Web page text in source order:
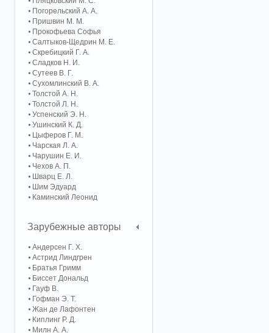
Погорельский А. A.
Пришвин М. М.
Прокофьева Софья
Салтыков-Щедрин М. Е.
Скребицкий Г. А.
Сладков Н. И.
Сутеев В. Г.
Сухомлинский В. А.
Толстой А. Н.
Толстой Л. Н.
Успенский Э. Н.
Ушинский К. Д.
Цыферов Г. М.
Чарская Л. А.
Чарушин Е. И.
Чехов А. П.
Шварц Е. Л.
Шим Эдуард
Каминский Леонид
Зарубежные авторы
Андерсен Г. Х.
Астрид Линдгрен
Братья Гримм
Биссет Дональд
Гауф В.
Гофман Э. Т.
Жан де Лафонтен
Киплинг Р. Д.
Милн А. А.